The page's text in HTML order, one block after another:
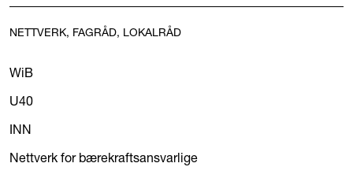
NETTVERK, FAGRÅD, LOKALRÅD
WiB
U40
INN
Nettverk for bærekraftsansvarlige